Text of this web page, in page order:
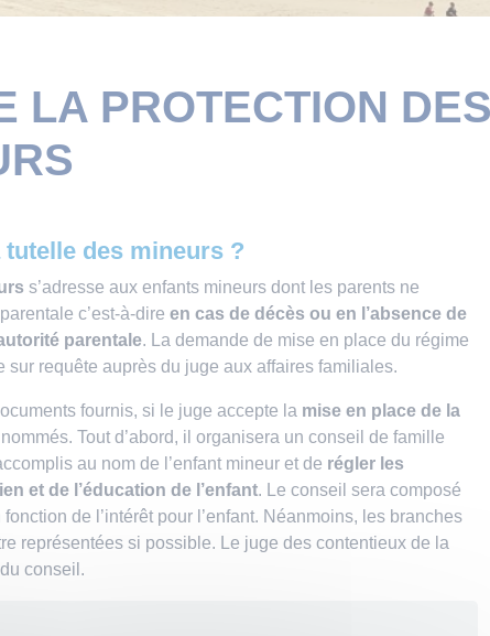
LA PROTECTION DES
des mineurs ?
s’adresse aux enfants mineurs dont les parents ne
c’est-à-dire en cas de décès ou en l’absence de
parentale. La demande de mise en place du régime
sur requête auprès du juge aux affaires familiales.
fournis, si le juge accepte la mise en place de la
Tout d’abord, il organisera un conseil de famille
au nom de l’enfant mineur et de régler les
et de l’éducation de l’enfant. Le conseil sera composé
de l’intérêt pour l’enfant. Néanmoins, les branches
représentées si possible. Le juge des contentieux de la
conseil.